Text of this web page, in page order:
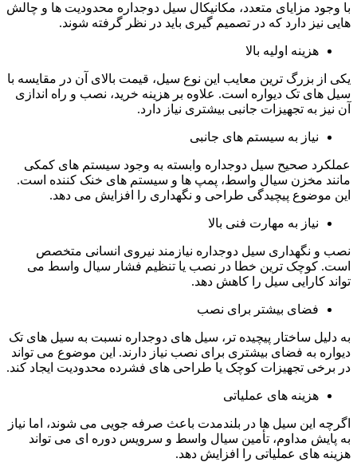
با وجود مزایای متعدد، مکانیکال سیل دوجداره محدودیت ها و چالش
هایی نیز دارد که در تصمیم گیری باید در نظر گرفته شوند.
هزینه اولیه بالا
یکی از بزرگ ترین معایب این نوع سیل، قیمت بالای آن در مقایسه با
سیل های تک دیواره است. علاوه بر هزینه خرید، نصب و راه اندازی
آن نیز به تجهیزات جانبی بیشتری نیاز دارد.
نیاز به سیستم های جانبی
عملکرد صحیح سیل دوجداره وابسته به وجود سیستم های کمکی
مانند مخزن سیال واسط، پمپ ها و سیستم های خنک کننده است.
این موضوع پیچیدگی طراحی و نگهداری را افزایش می دهد.
نیاز به مهارت فنی بالا
نصب و نگهداری سیل دوجداره نیازمند نیروی انسانی متخصص
است. کوچک ترین خطا در نصب یا تنظیم فشار سیال واسط می
تواند کارایی سیل را کاهش دهد.
فضای بیشتر برای نصب
به دلیل ساختار پیچیده تر، سیل های دوجداره نسبت به سیل های تک
دیواره به فضای بیشتری برای نصب نیاز دارند. این موضوع می تواند
در برخی تجهیزات کوچک یا طراحی های فشرده محدودیت ایجاد کند.
هزینه های عملیاتی
اگرچه این سیل ها در بلندمدت باعث صرفه جویی می شوند، اما نیاز
به پایش مداوم، تأمین سیال واسط و سرویس دوره ای می تواند
هزینه های عملیاتی را افزایش دهد.